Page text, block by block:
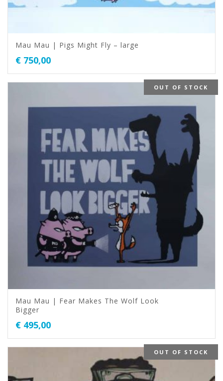
Mau Mau | Pigs Might Fly – large
€ 750,00
OUT OF STOCK
Mau Mau | Fear Makes The Wolf Look
Bigger
€ 495,00
OUT OF STOCK